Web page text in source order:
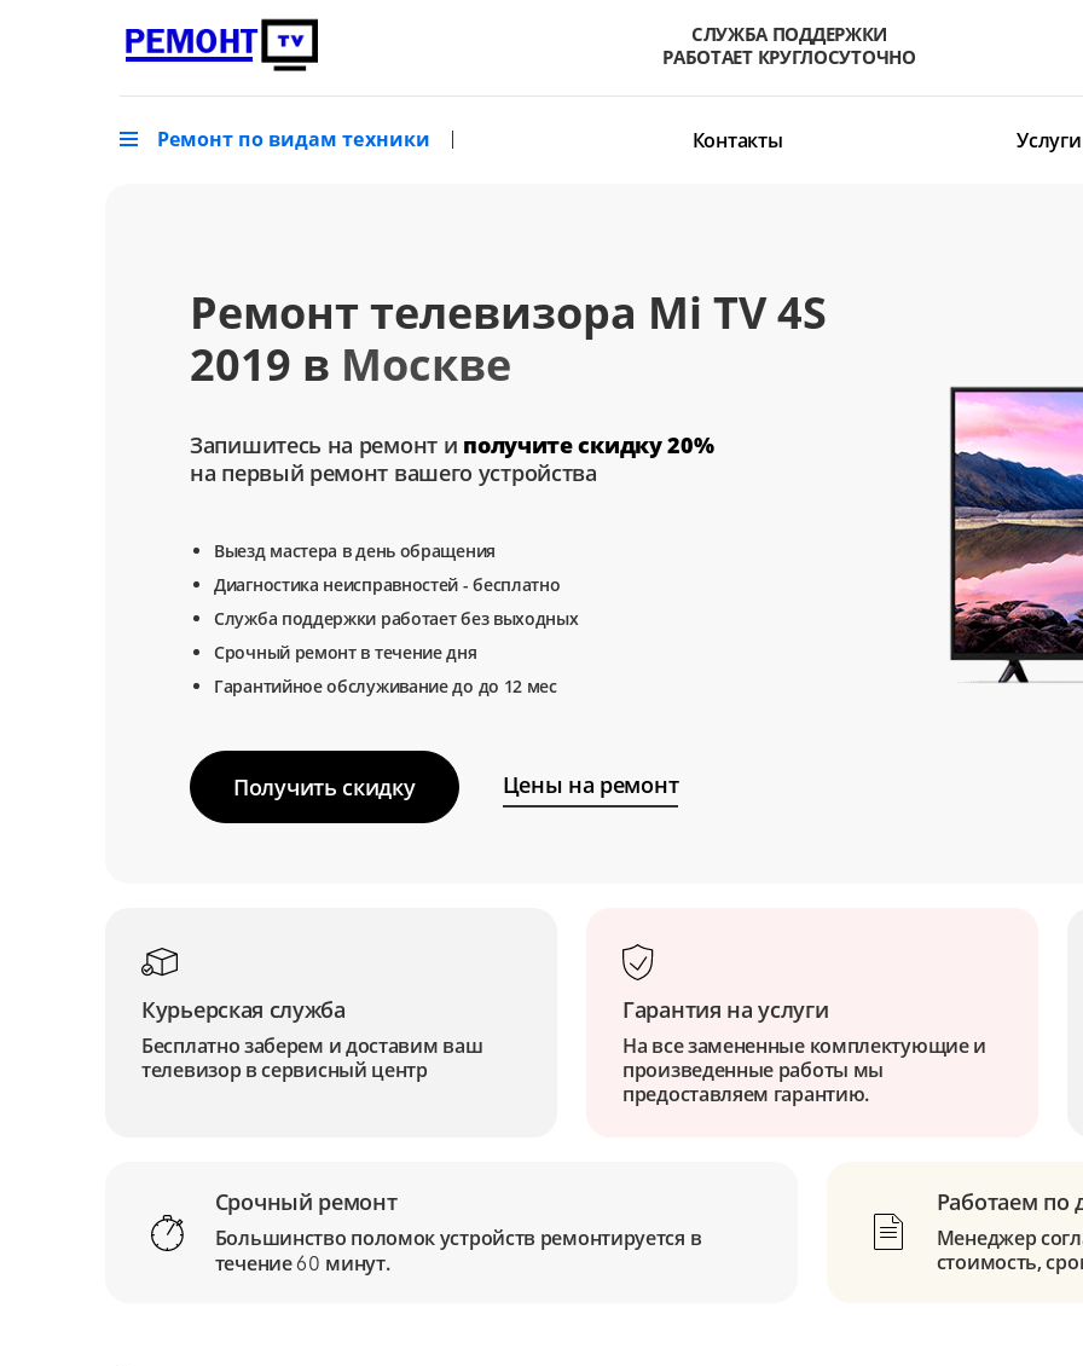
СЛУЖБА ПОДДЕРЖКИ
РАБОТАЕТ КРУГЛОСУТОЧНО
Ремонт по видам техники Контакты
Ремонт телевизора Mi TV 4S
2019 в Москве
Запишитесь на ремонт и получите скидку 20%
на первый ремонт вашего устройства
Выезд мастера в день обращения
Диагностика неисправностей - бесплатно
Служба поддержки работает без выходных
Срочный ремонт в течение дня
Гарантийное обслуживание до до 12 мес
Получить скидку Цены на ремонт
Курьерская служба
Бесплатно заберем и доставим ваш
телевизор в сервисный центр
Гарантия на услуги
На все замененные комплектующие и
произведенные работы мы
предоставляем гарантию.
Срочный ремонт
Большинство поломок устройств ремонтируется в
течение 60 минут.
Работаем по
Менеджер
стоимость,